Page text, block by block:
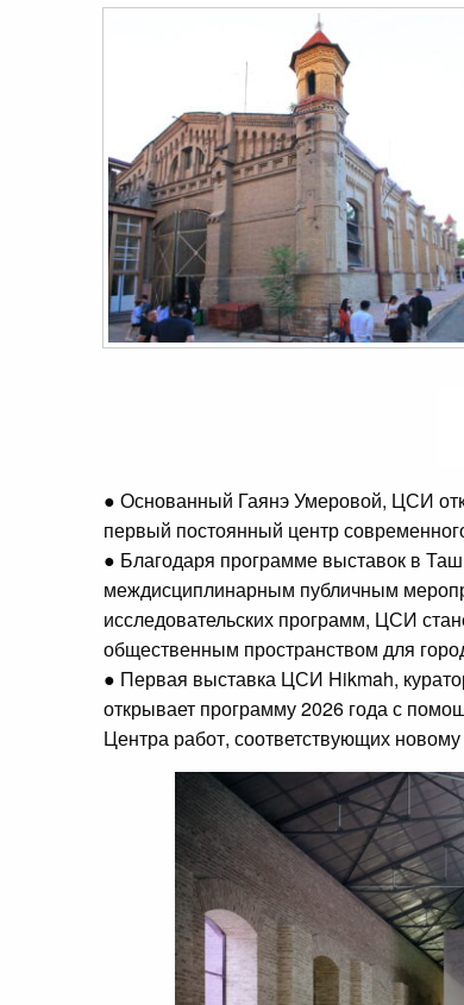
● Основанный Гаянэ Умеровой, ЦСИ
первый постоянный центр
● Благодаря программе выставок в
междисциплинарным публичным
исследовательских программ, ЦСИ
общественным пространством для
● Первая выставка ЦСИ Hikmah,
открывает программу 2026 года с
Центра работ, соответствующих